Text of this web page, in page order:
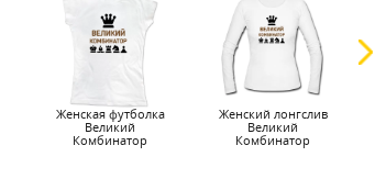
Женская футболка
Великий
Комбинатор
Женский лонгслив
Великий
Комбинатор